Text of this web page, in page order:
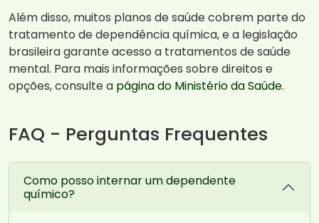
Além disso, muitos planos de saúde cobrem parte do
tratamento de dependência química, e a legislação
brasileira garante acesso a tratamentos de saúde
mental. Para mais informações sobre direitos e
opções, consulte a página do Ministério da Saúde.
FAQ - Perguntas Frequentes
Como posso internar um dependente
químico?